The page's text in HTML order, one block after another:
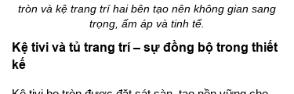
tròn và kệ trang trí hai bên tạo nên không gian sang
trọng, ấm áp và tinh tế.
Kệ tivi và tủ trang trí – sự đồng bộ trong thiết
kế